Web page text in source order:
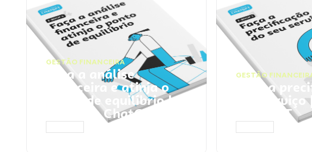
GESTÃO FINANCEIRA
Faça a análise
financeira e atinja o
ponto de equilíbrio |
Prompts ChatGPT
GESTÃO
Faça a
seu
ChatGPT